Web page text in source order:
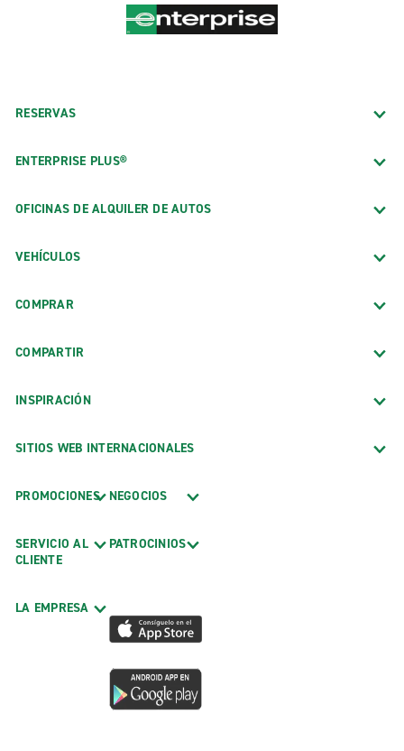
RESERVAS
ENTERPRISE PLUS®
OFICINAS DE ALQUILER DE AUTOS
VEHÍCULOS
COMPRAR
COMPARTIR
INSPIRACIÓN
SITIOS WEB INTERNACIONALES
PROMOCIONES
SERVICIO AL
CLIENTE
LA EMPRESA
NEGOCIOS
PATROCINIOS